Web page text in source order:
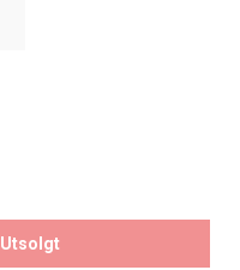
Utsolgt